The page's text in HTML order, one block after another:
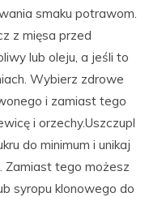
smaku potrawom.
z mięsa przed
lub oleju, a jeśli to
Wybierz zdrowe
i zamiast tego
i orzechy.Uszczupl
do minimum i unikaj
Zamiast tego możesz
syropu klonowego do